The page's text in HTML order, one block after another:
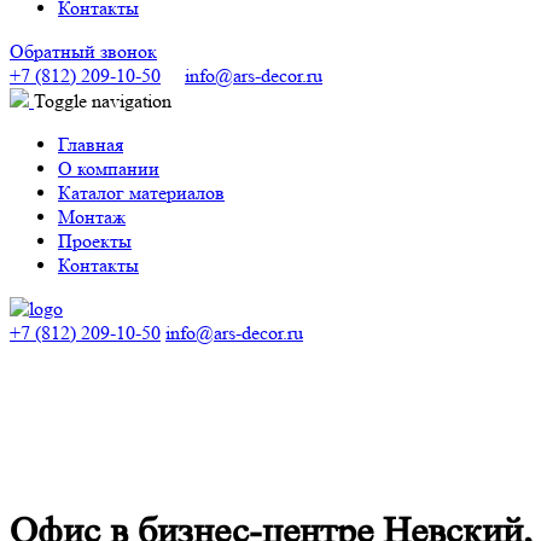
Контакты
Обратный звонок
+7 (812) 209-10-50
info@ars-decor.ru
Toggle navigation
Главная
О компании
Каталог материалов
Монтаж
Проекты
Контакты
+7 (812) 209-10-50 info@ars-decor.ru
Офис в бизнес-центре Невский,